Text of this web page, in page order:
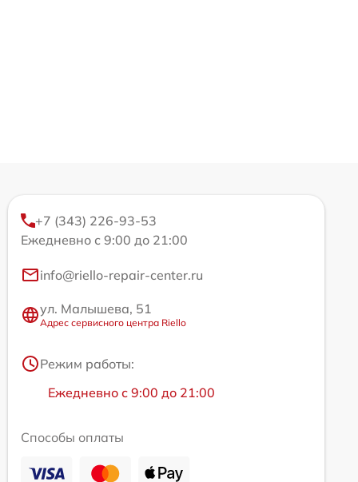
+7 (343) 226-93-53
Ежедневно с 9:00 до 21:00
info@riello-repair-center.ru
ул. Малышева, 51
Адрес сервисного центра Riello
Режим работы:
Ежедневно с 9:00 до 21:00
Способы оплаты